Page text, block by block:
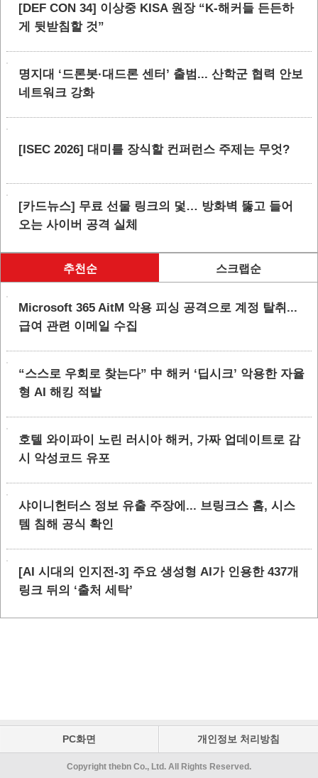
[DEF CON 34] 이상중 KISA 원장 “K-해커들 든든하
게 뒷받침할 것”
명지대 ‘드론봇·대드론 센터’ 출범... 산학군 협력 안보
네트워크 강화
[ISEC 2026] 대미를 장식할 컨퍼런스 주제는 무엇?
[카드뉴스] 무료 선물 링크의 덫… 방화벽 뚫고 들어
오는 사이버 공격 실체
추천순 스크랩순
Microsoft 365 AitM 악용 피싱 공격으로 계정 탈취...
급여 관련 이메일 수집
“스스로 우회로 찾는다” 中 해커 ‘딥시크’ 악용한 자율
형 AI 해킹 적발
호텔 와이파이 노린 러시아 해커, 가짜 업데이트로 감
시 악성코드 유포
샤이니헌터스 정보 유출 주장에... 브링크스 홈, 시스
템 침해 공식 확인
[AI 시대의 인지전-3] 주요 생성형 AI가 인용한 437개
링크 뒤의 ‘출처 세탁’
PC화면 개인정보 처리방침
Copyright thebn Co., Ltd. All Rights Reserved.